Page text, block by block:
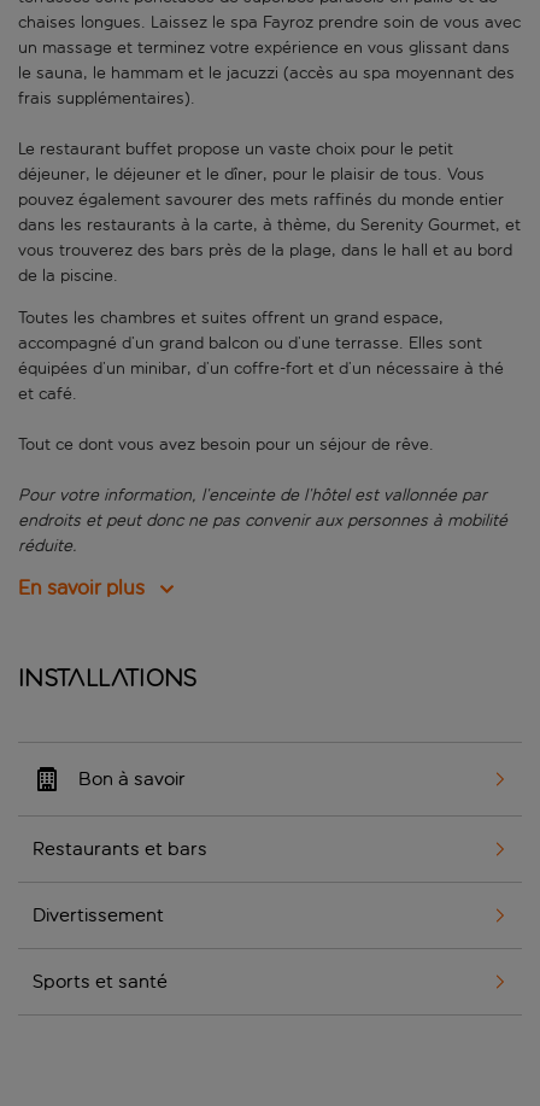
chaises longues. Laissez le spa Fayroz prendre soin de vous avec
un massage et terminez votre expérience en vous glissant dans
le sauna, le hammam et le jacuzzi (accès au spa moyennant des
frais supplémentaires).
Le restaurant buffet propose un vaste choix pour le petit
déjeuner, le déjeuner et le dîner, pour le plaisir de tous. Vous
pouvez également savourer des mets raffinés du monde entier
dans les restaurants à la carte, à thème, du Serenity Gourmet, et
vous trouverez des bars près de la plage, dans le hall et au bord
de la piscine.
Toutes les chambres et suites offrent un grand espace,
accompagné d’un grand balcon ou d’une terrasse. Elles sont
équipées d’un minibar, d’un coffre-fort et d’un nécessaire à thé
et café.
Tout ce dont vous avez besoin pour un séjour de rêve.
Pour votre information, l’enceinte de l’hôtel est vallonnée par
endroits et peut donc ne pas convenir aux personnes à mobilité
réduite.
En savoir plus
Installations
Bon à savoir
Restaurants et bars
Divertissement
Sports et santé